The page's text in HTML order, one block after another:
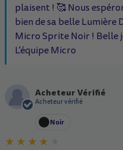
plaisent ! 🥰 Nous
bien de sa belle
Micro Sprite Noir ! Belle
L'équipe Micro
A
Acheteur Vérifié
Acheteur vérifié
Noir